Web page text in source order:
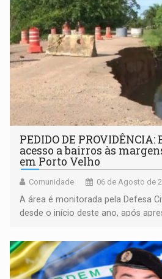
PEDIDO DE
acesso a bairros às
em Porto Velho
Comunidade 06 de Agosto de
A área é monitorada pela Defesa
desde o início deste ano, após